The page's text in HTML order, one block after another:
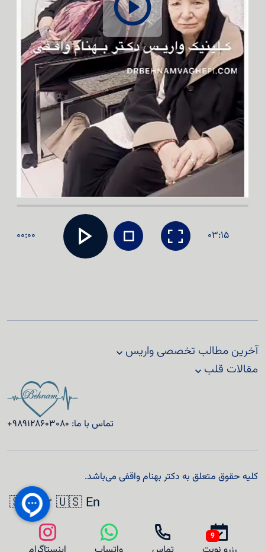
9
00:00 03:15
آخرین مطالب تخصصی واریس
مقالات قلب
تماس با ما: +989128603080
کلیه حقوق متعلق به دکتر بهنام واقفی می‌باشد.
🇺🇸 En
🇸🇦 Ar